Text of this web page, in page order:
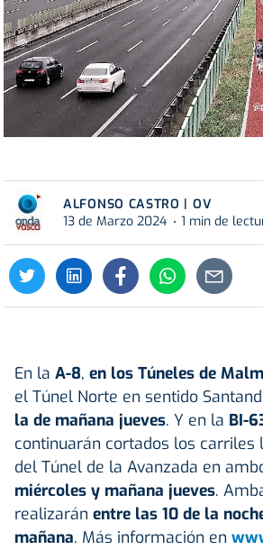
ALFONSO CASTRO | OV
13 de Marzo 2024
1 min de
En la A-8, en los Túneles de
el Túnel Norte en sentido
la de mañana jueves. Y en la BI-
continuarán cortados los carriles
del Túnel de la Avanzada en
miércoles y mañana jueves.
realizarán entre las 10 de la
mañana. Más información en